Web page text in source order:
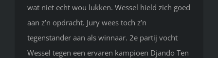
wat niet echt wou lukken. Wessel hield zich goed
aan z’n opdracht. Jury wees toch z’n
tegenstander aan als winnaar. 2e partij vocht
Wessel tegen een ervaren kampioen Djando Ten